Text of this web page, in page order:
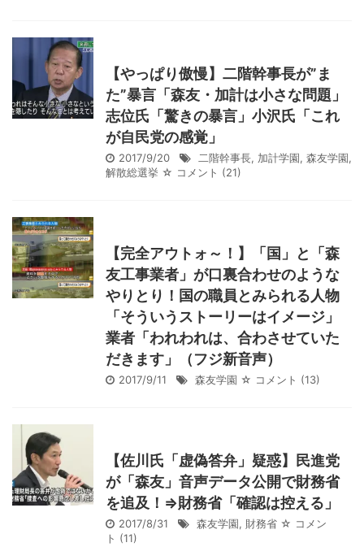
【やっぱり傲慢】二階幹事長が”ま
た”暴言「森友・加計は小さな問題」
志位氏「驚きの暴言」小沢氏「これ
が自民党の感覚」
2017/9/20 二階幹事長, 加計学園, 森友学園,
解散総選挙 ☆ コメント (21)
【完全アウトォ～！】「国」と「森
友工事業者」が口裏合わせのような
やりとり！国の職員とみられる人物
「そういうストーリーはイメージ」
業者「われわれは、合わさせていた
だきます」（フジ新音声）
2017/9/11 森友学園 ☆ コメント (13)
【佐川氏「虚偽答弁」疑惑】民進党
が「森友」音声データ公開で財務省
を追及！⇒財務省「確認は控える」
2017/8/31 森友学園, 財務省 ☆ コメン
ト (11)